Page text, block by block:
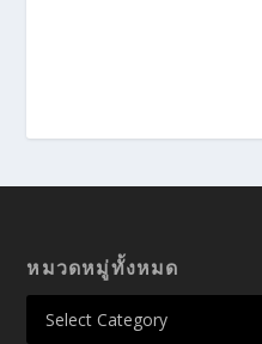
หมวดหมู่ทั้งหมด